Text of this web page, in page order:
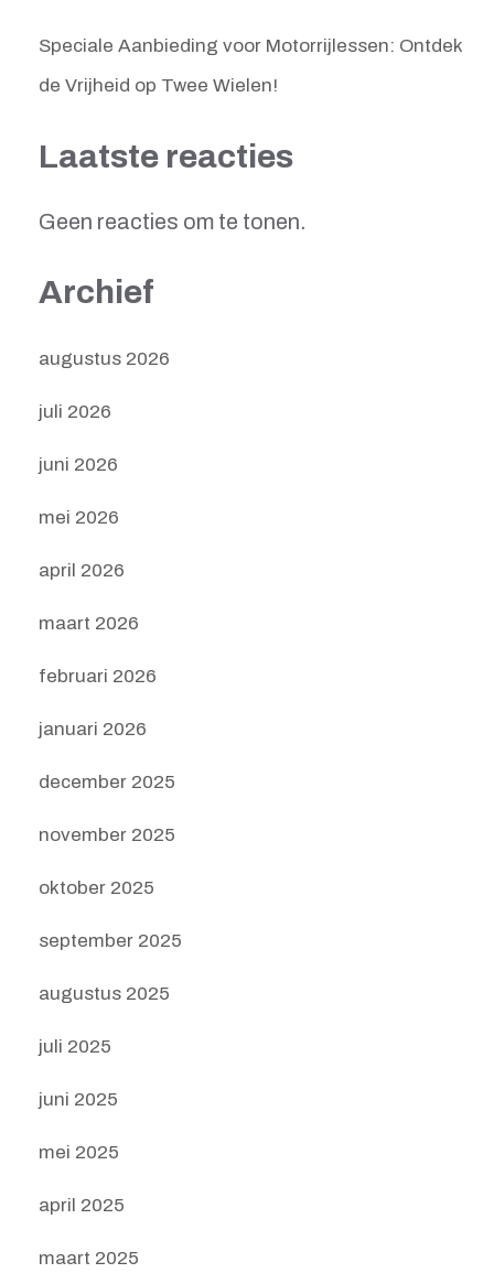
Speciale Aanbieding voor Motorrijlessen: Ontdek
de Vrijheid op Twee Wielen!
Laatste reacties
Geen reacties om te tonen.
Archief
augustus 2026
juli 2026
juni 2026
mei 2026
april 2026
maart 2026
februari 2026
januari 2026
december 2025
november 2025
oktober 2025
september 2025
augustus 2025
juli 2025
juni 2025
mei 2025
april 2025
maart 2025